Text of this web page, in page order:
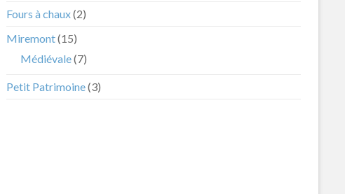
Fours à chaux(2)
Miremont(15)
Médiévale(7)
Petit Patrimoine(3)